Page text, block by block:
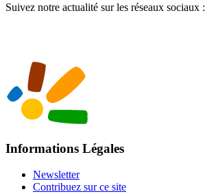
Suivez notre actualité sur les réseaux sociaux :
Informations Légales
Newsletter
Contribuez sur ce site